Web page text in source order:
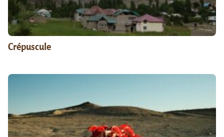
Crépuscule